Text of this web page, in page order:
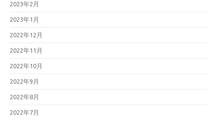
2023年2月
2023年1月
2022年12月
2022年11月
2022年10月
2022年9月
2022年8月
2022年7月